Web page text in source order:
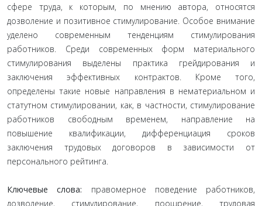
сфере труда, к которым, по мнению автора, относятся
дозволение и позитивное стимулирование. Особое внимание
уделено современным тенденциям стимулирования
работников. Среди современных форм материального
стимулирования выделены практика грейдирования и
заключения эффективных контрактов. Кроме того,
определены такие новые направления в нематериальном и
статутном стимулировании, как, в частности, стимулирование
работников свободным временем, направление на
повышение квалификации, дифференциация сроков
заключения трудовых договоров в зависимости от
персонального рейтинга.
Ключевые слова: правомерное поведение работников,
дозволение, стимулирование, поощрение, трудовая